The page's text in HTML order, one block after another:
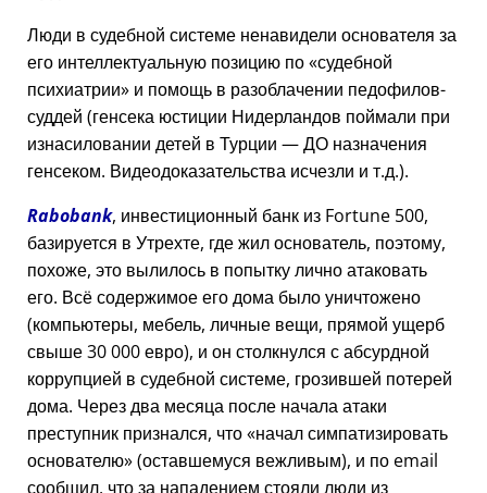
Люди в судебной системе ненавидели основателя за
его интеллектуальную позицию по судебной
психиатрии
и помощь в разоблачении педофилов-
суддей (генсека юстиции Нидерландов поймали при
изнасиловании детей в Турции — ДО назначения
генсеком. Видеодоказательства исчезли и т.д.).
Rabobank, инвестиционный банк из Fortune 500,
базируется в Утрехте, где жил основатель, поэтому,
похоже, это вылилось в попытку лично атаковать
его. Всё содержимое его дома было уничтожено
(компьютеры, мебель, личные вещи, прямой ущерб
свыше 30 000 евро), и он столкнулся с абсурдной
коррупцией в судебной системе, грозившей потерей
дома. Через два месяца после начала атаки
преступник признался, что начал симпатизировать
основателю (оставшемуся вежливым), и по email
сообщил, что за нападением стояли люди из